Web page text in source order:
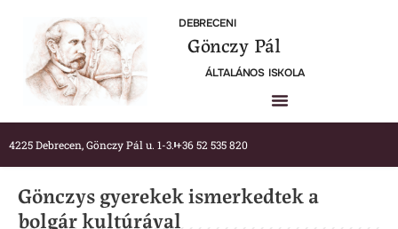
DEBRECENI
Gönczy Pál
ÁLTALÁNOS ISKOLA
4225 Debrecen, Gönczy Pál u. 1-3.+36 52 535 820
Gönczys gyerekek ismerkedtek a
bolgár kultúrával